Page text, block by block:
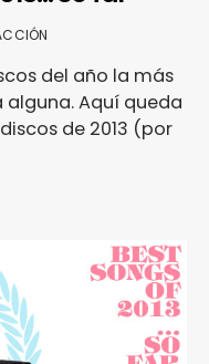
del año la más
Aquí queda
de 2013 (por